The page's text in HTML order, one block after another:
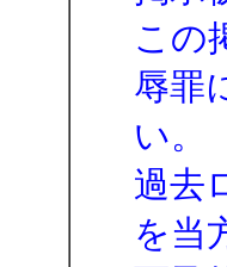
この
辱罪
い。
過去
を当